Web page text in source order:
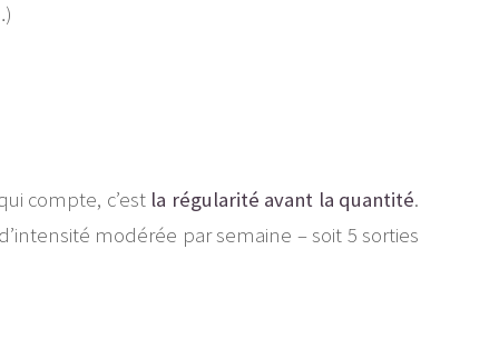
compte, c’est la régularité avant la quantité.
modérée par semaine – soit 5 sorties